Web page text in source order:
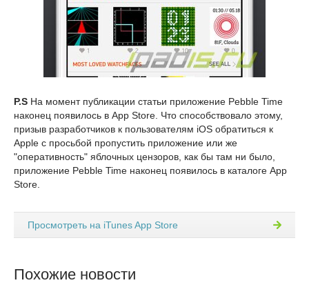
P.S На момент публикации статьи приложение Pebble Time
наконец появилось в App Store. Что способствовало этому,
призыв разработчиков к пользователям iOS обратиться к
Apple с просьбой пропустить приложение или же
"оперативность" яблочных цензоров, как бы там ни было,
приложение Pebble Time наконец появилось в каталоге App
Store.
Просмотреть на iTunes App Store
Похожие новости